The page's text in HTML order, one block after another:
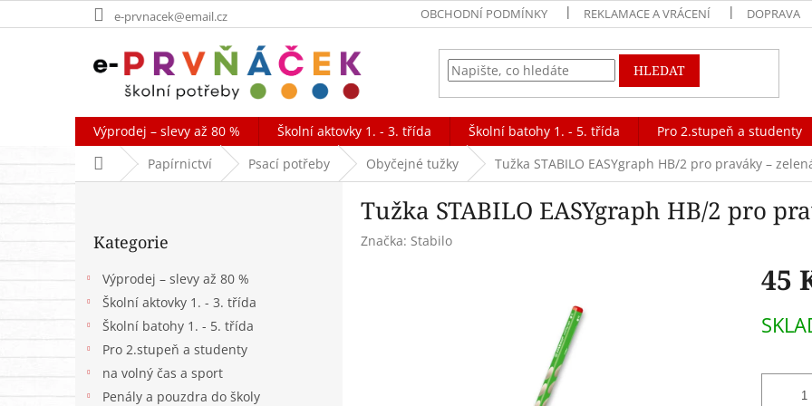
na
e-prvnacek@email.cz OBCHODNÍ PODMÍNKY REKLAMACE A VRÁCENÍ DOPRAVA
HLEDAT
Výprodej – slevy až 80 % Školní aktovky 1. - 3. třída Školní batohy 1. - 5. třída Pro 2.stupeň a studenty
Domů Papírnictví Psací potřeby Obyčejné tužky Tužka STABILO EASYgraph HB/2 pro praváky –
P
kategorie
Kategorie
Výprodej – slevy až 80 %
Školní aktovky 1. - 3. třída
Školní batohy 1. - 5. třída
Pro 2.stupeň a studenty
na volný čas a sport
Penály a pouzdra do školy
Tužka STABILO EASYgraph HB/2 pro
Značka: Stabilo
45
cena: